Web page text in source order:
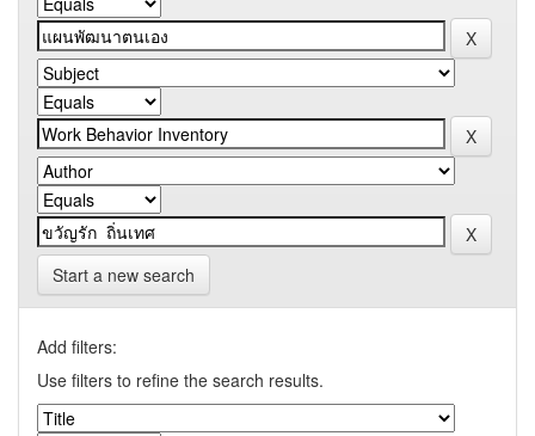
Start a new search
Add filters:
Use filters to refine the search results.